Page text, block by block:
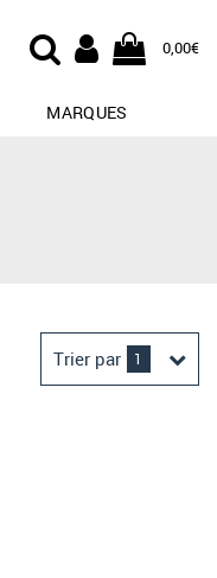
0,00€
MARQUES
Trier par 1